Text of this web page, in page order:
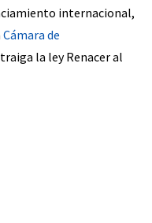
internacional,
Cámara de
la ley Renacer al